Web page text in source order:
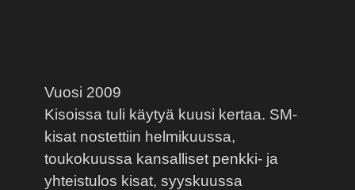
Vuosi 2009
Kisoissa tuli käytyä kuusi kertaa. SM-
kisat nostettiin helmikuussa,
toukokuussa kansalliset penkki- ja
yhteistulos kisat, syyskuussa